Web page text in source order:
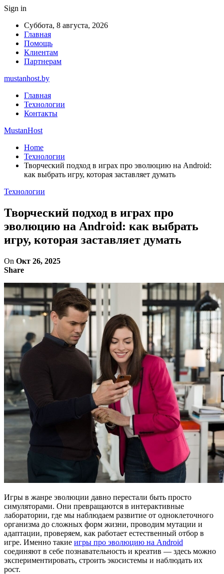
Sign in
Суббота, 8 августа, 2026
Главная
Помощь
Клиентам
Партнерам
mustanhost.by
Главная
Технологии
Контакты
MustanHost
Home
Технологии
Творческий подход в играх про эволюцию на Android:
как выбрать игру, которая заставляет думать
Технологии
Творческий подход в играх про
эволюцию на Android: как выбрать
игру, которая заставляет думать
On Окт 26, 2025
Share
Игры в жанре эволюции давно перестали быть просто
симуляторами. Они превращаются в интерактивные
лаборатории, где мы наблюдаем развитие от одноклеточного
организма до сложных форм жизни, проводим мутации и
адаптации, проверяем, как работает естественный отбор в
игре. Именно такие игры про эволюцию на Android
соединяют в себе познавательность и креатив — здесь можно
экспериментировать, строить экосистемы и наблюдать их
рост.